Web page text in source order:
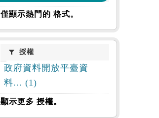
僅顯示熱門的 格式。
授權授權
政府資料開放平臺資
料... (1)
顯示更多 授權。